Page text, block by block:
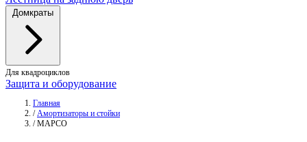
Домкраты
Для квадроциклов
Защита и оборудование
Главная
/ Амортизаторы и стойки
/ MAPCO